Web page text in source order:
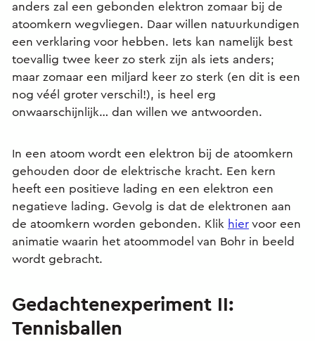
anders zal een gebonden elektron zomaar bij de
atoomkern wegvliegen. Daar willen natuurkundigen
een verklaring voor hebben. Iets kan namelijk best
toevallig twee keer zo sterk zijn als iets anders;
maar zomaar een miljard keer zo sterk (en dit is een
nog véél groter verschil!), is heel erg
onwaarschijnlijk… dan willen we antwoorden.
In een atoom wordt een elektron bij de atoomkern
gehouden door de elektrische kracht. Een kern
heeft een positieve lading en een elektron een
negatieve lading. Gevolg is dat de elektronen aan
de atoomkern worden gebonden. Klik hier voor een
animatie waarin het atoommodel van Bohr in beeld
wordt gebracht.
Gedachtenexperiment II:
Tennisballen